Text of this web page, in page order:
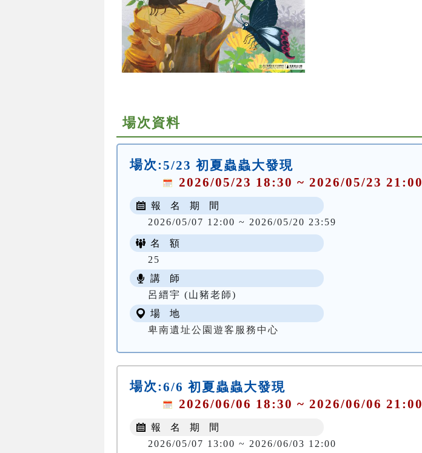
場次資料
場次:5/23 初夏蟲蟲大發現
2026/05/23 18:30 ~ 2026/05/23 21:00
報 名 期 間
2026/05/07 12:00 ~ 2026/05/20 23:59
名 額
25
講 師
呂縉宇 (山豬老師)
場 地
卑南遺址公園遊客服務中心
場次:6/6 初夏蟲蟲大發現
2026/06/06 18:30 ~ 2026/06/06 21:00
報 名 期 間
2026/05/07 13:00 ~ 2026/06/03 12:00